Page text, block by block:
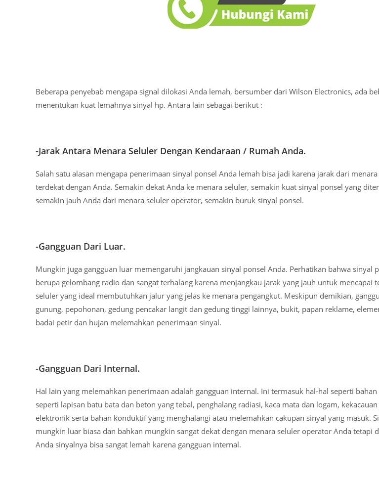
Beberapa penyebab mengapa signal dilokasi Anda lemah, bersumber dari Wilson Electronics, ada
menentukan kuat lemahnya sinyal hp. Antara lain sebagai berikut :
-Jarak Antara Menara Seluler Dengan Kendaraan / Rumah Anda.
Salah satu alasan mengapa penerimaan sinyal ponsel Anda lemah bisa jadi karena jarak dari
terdekat dengan Anda. Semakin dekat Anda ke menara seluler, semakin kuat sinyal ponsel yang
semakin jauh Anda dari menara seluler operator, semakin buruk sinyal ponsel.
-Gangguan Dari Luar.
Mungkin juga gangguan luar memengaruhi jangkauan sinyal ponsel Anda. Perhatikan bahwa sinyal
berupa gelombang radio dan sangat terhalang karena menjangkau jarak yang jauh untuk mencapai
seluler yang ideal membutuhkan jalur yang jelas ke menara pengangkut. Meskipun demikian,
gunung, pepohonan, gedung pencakar langit dan gedung tinggi lainnya, bukit, papan reklame,
badai petir dan hujan melemahkan penerimaan sinyal.
-Gangguan Dari Internal.
Hal lain yang melemahkan penerimaan adalah gangguan internal. Ini termasuk hal-hal seperti
seperti lapisan batu bata dan beton yang tebal, penghalang radiasi, kaca mata dan logam,
elektronik serta bahan konduktif yang menghalangi atau melemahkan cakupan sinyal yang masuk.
mungkin luar biasa dan bahkan mungkin sangat dekat dengan menara seluler operator Anda tetapi
Anda sinyalnya bisa sangat lemah karena gangguan internal.